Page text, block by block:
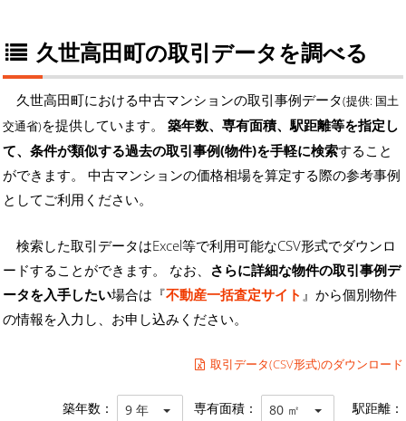
久世高田町の取引データを調べる
久世高田町における中古マンションの取引事例データ(提供: 国土
交通省)を提供しています。 築年数、専有面積、駅距離等を指定し
て、条件が類似する過去の取引事例(物件)を手軽に検索すること
ができます。 中古マンションの価格相場を算定する際の参考事例
としてご利用ください。
検索した取引データはExcel等で利用可能なCSV形式でダウンロ
ードすることができます。 なお、 さらに詳細な物件の取引事例デ
ータを入手したい場合は『不動産一括査定サイト 』から個別物件
の情報を入力し、お申し込みください。
取引データ(CSV形式)のダウンロード
築年数： 9 年 専有面積： 80 ㎡ 駅距離：